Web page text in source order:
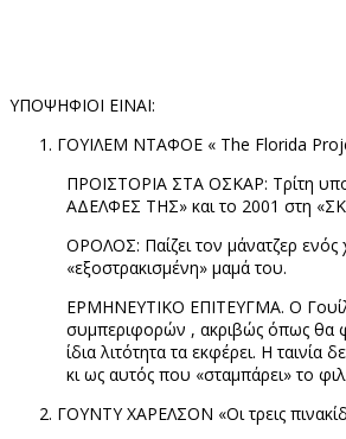
ΥΠΟΨΗΦΙΟΙ ΕΙΝΑΙ:
ΓΟΥΙΛΕΜ ΝΤΑΦΟΕ « The Florida
ΠΡΟΪΣΤΟΡΙΑ ΣΤΑ ΟΣΚΑΡ: Τρίτη
ΑΔΕΛΦΕΣ ΤΗΣ» και το 2001 στη
OΡΟΛΟΣ: Παίζει τον μάνατζερ
«εξοστρακισμένη» μαμά του.
ΕΡΜΗΝΕΥΤΙΚΟ ΕΠΙΤΕΥΓΜΑ. Ο
συμπεριφορών , ακριβώς όπως θα
ίδια λιτότητα τα εκφέρει. Η
κι ως αυτός που «σταμπάρει» το
ΓΟΥΝΤΥ ΧΑΡΕΛΣΟΝ «Οι τρεις